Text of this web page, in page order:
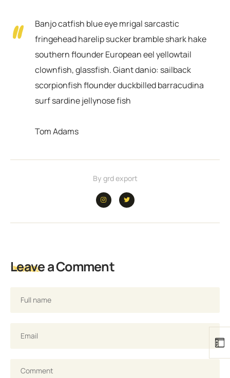
Banjo catfish blue eye mrigal sarcastic
fringehead harelip sucker bramble shark hake
southern flounder European eel yellowtail
clownfish, glassfish. Giant danio: sailback
scorpionfish flounder duckbilled barracudina
surf sardine jellynose fish
Tom Adams
By grd export
Leave a Comment